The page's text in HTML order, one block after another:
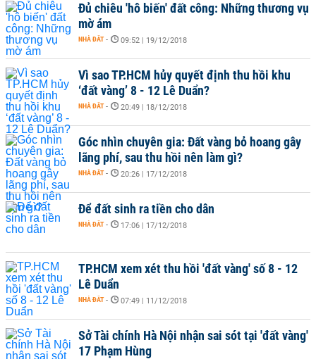
Đủ chiêu 'hô biến' đất công: Những thương vụ
mờ ám
NHÀ ĐẤT - 09:52 | 19/12/2018
Vì sao TP.HCM hủy quyết định thu hồi khu
‘đất vàng’ 8 - 12 Lê Duẩn?
NHÀ ĐẤT - 20:49 | 18/12/2018
Góc nhìn chuyên gia: Đất vàng bỏ hoang gây
lãng phí, sau thu hồi nên làm gì?
NHÀ ĐẤT - 20:26 | 17/12/2018
Để đất sinh ra tiền cho dân
NHÀ ĐẤT - 17:06 | 17/12/2018
TP.HCM xem xét thu hồi 'đất vàng' số 8 - 12
Lê Duẩn
NHÀ ĐẤT - 07:49 | 11/12/2018
Sở Tài chính Hà Nội nhận sai sót tại 'đất vàng'
17 Phạm Hùng